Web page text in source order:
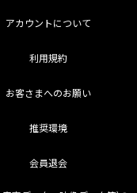
アカウントについて
利用規約
お客さまへのお願い
推奨環境
会員退会